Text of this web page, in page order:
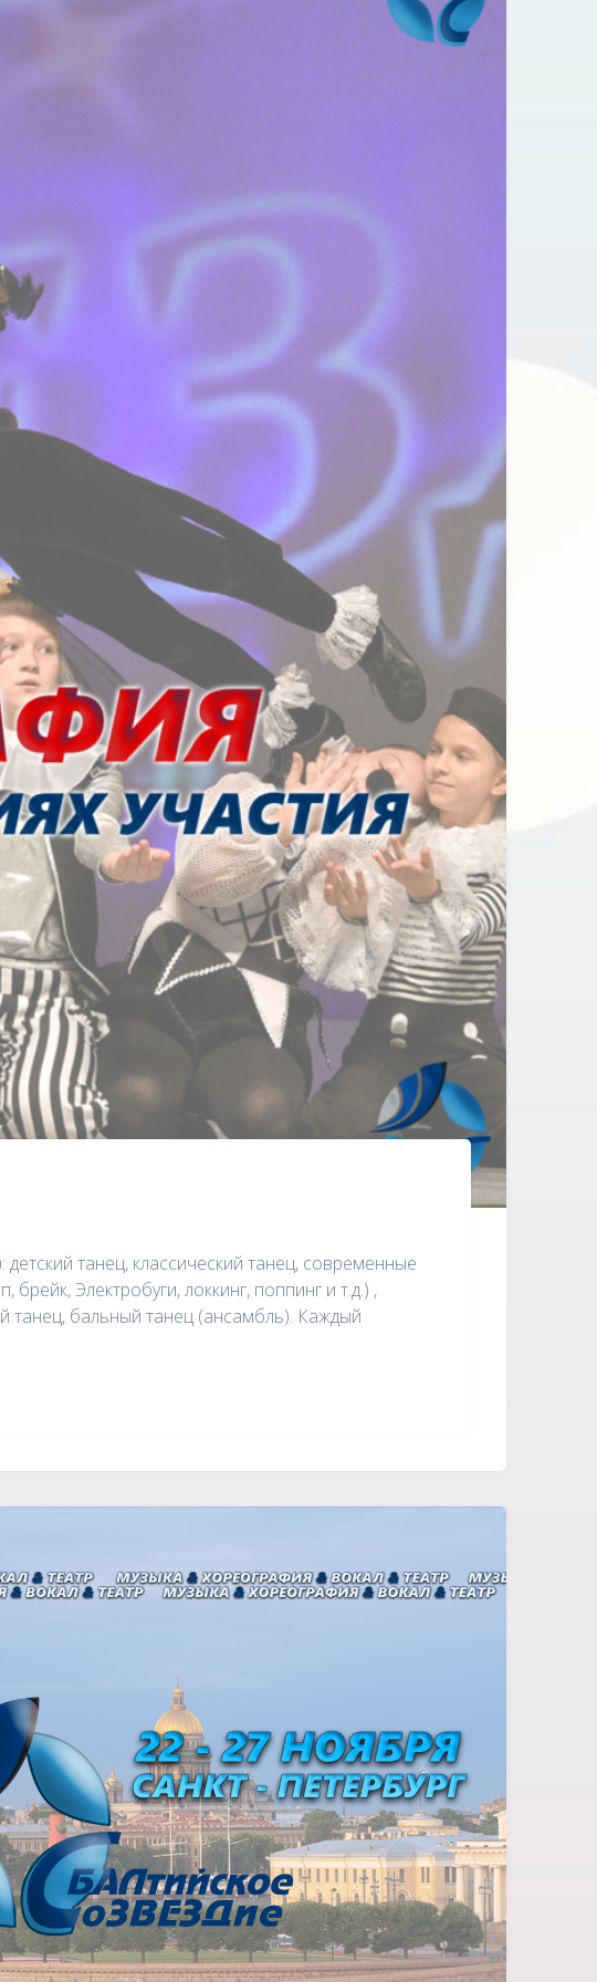
танец, классический танец, современные
Электробуги, локкинг, поппинг и т.д.) ,
танец, бальный танец (ансамбль). Каждый